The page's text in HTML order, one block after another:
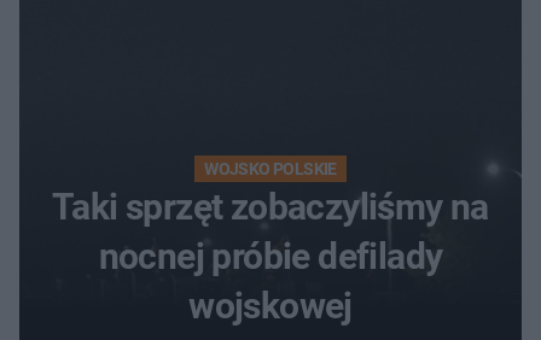
WOJSKO POLSKIE
Taki sprzęt zobaczyliśmy na
nocnej próbie defilady
wojskowej